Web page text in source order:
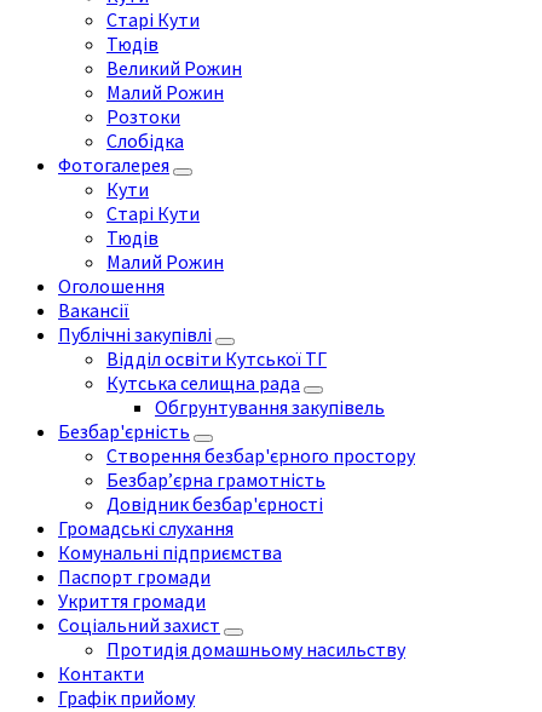
Старі Кути
Тюдів
Великий Рожин
Малий Рожин
Розтоки
Слобідка
Фотогалерея
Кути
Старі Кути
Тюдів
Малий Рожин
Оголошення
Вакансії
Публічні закупівлі
Відділ освіти Кутської ТГ
Кутська селищна рада
Обгрунтування закупівель
Безбар'єрність
Створення безбар'єрного простору
Безбар’єрна грамотність
Довідник безбар'єрності
Громадські слухання
Комунальні підприємства
Паспорт громади
Укриття громади
Соціальний захист
Протидія домашньому насильству
Контакти
Графік прийому